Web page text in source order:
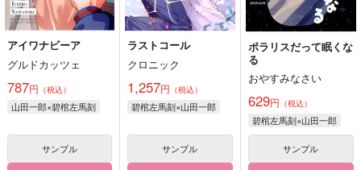
アイワナビーア
グルドカッツェ
787円 （税込）
山田一郎×碧棺左馬刻
サンプル
ラストコール
クロニック
1,257円 （税込）
碧棺左馬刻×山田一郎
サンプル
ポラリスだって眠くな
る
おやすみなさい
629円 （税込）
碧棺左馬刻×山田一郎
サンプル